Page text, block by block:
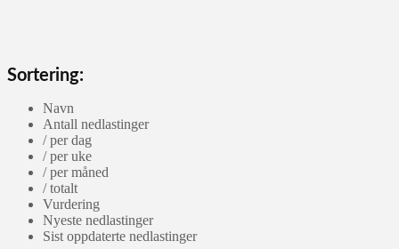
Sortering:
Navn
Antall nedlastinger
/ per dag
/ per uke
/ per måned
/ totalt
Vurdering
Nyeste nedlastinger
Sist oppdaterte nedlastinger